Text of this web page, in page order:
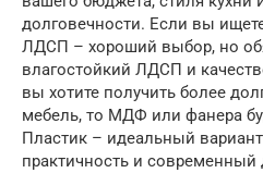
долговечности. Если вы
ЛДСП – хороший выбор, но
влагостойкий ЛДСП и
вы хотите получить более
мебель, то МДФ или фанера
Пластик – идеальный
практичность и современный